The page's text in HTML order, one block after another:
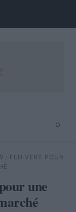
⌕
⌕ ×
: FEU VERT POUR
une